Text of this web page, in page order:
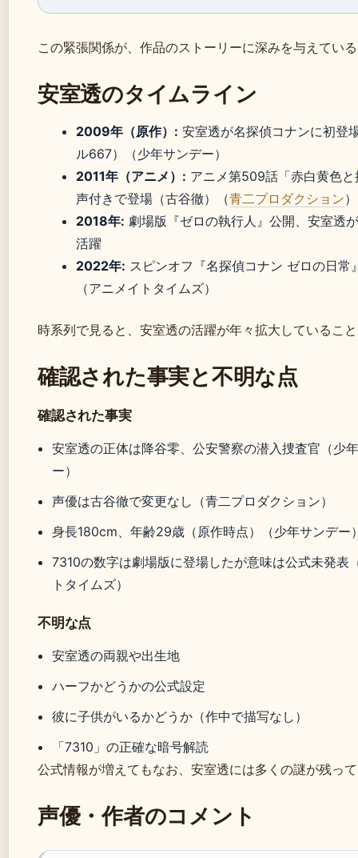
この緊張関係が、作品のストーリーに深みを与えてい
安室透のタイムライン
2009年（原作）: 安室透が名探偵コナンに初登
ル667）（少年サンデー）
2011年（アニメ）: アニメ第509話「赤白黄色
声付きで登場（古谷徹）（青二プロダクション）
2018年: 劇場版『ゼロの執行人』公開、安室透
活躍
2022年: スピンオフ『名探偵コナン ゼロの日常
（アニメイトタイムズ）
時系列で見ると、安室透の活躍が年々拡大しているこ
確認された事実と不明な点
確認された事実
安室透の正体は降谷零、公安警察の潜入捜査官（少
ー）
声優は古谷徹で変更なし（青二プロダクション）
身長180cm、年齢29歳（原作時点）（少年サンデー
7310の数字は劇場版に登場したが意味は公式未発表
トタイムズ）
不明な点
安室透の両親や出生地
ハーフかどうかの公式設定
彼に子供がいるかどうか（作中で描写なし）
「7310」の正確な暗号解読
公式情報が増えてもなお、安室透には多くの謎が残っ
声優・作者のコメント